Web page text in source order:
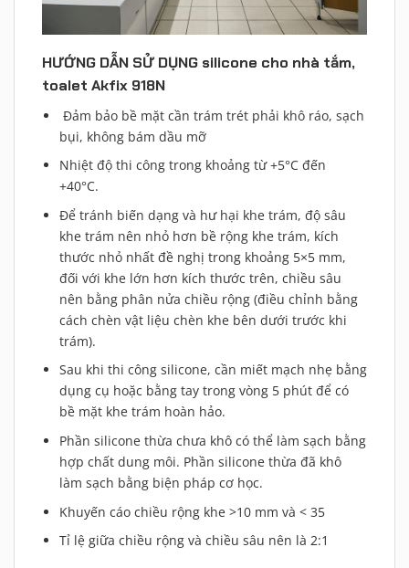
HƯỚNG DẪN SỬ DỤNG silicone cho nhà tắm,
toalet Akfix 918N
Đảm bảo bề mặt cần trám trét phải khô ráo, sạch
bụi, không bám dầu mỡ
Nhiệt độ thi công trong khoảng từ +5°C đến
+40°C.
Để tránh biến dạng và hư hại khe trám, độ sâu
khe trám nên nhỏ hơn bề rộng khe trám, kích
thước nhỏ nhất đề nghị trong khoảng 5×5 mm,
đối với khe lớn hơn kích thước trên, chiều sâu
nên bằng phân nửa chiều rộng (điều chỉnh bằng
cách chèn vật liệu chèn khe bên dưới trước khi
trám).
Sau khi thi công silicone, cần miết mạch nhẹ bằng
dụng cụ hoặc bằng tay trong vòng 5 phút để có
bề mặt khe trám hoàn hảo.
Phần silicone thừa chưa khô có thể làm sạch bằng
hợp chất dung môi. Phần silicone thừa đã khô
làm sạch bằng biện pháp cơ học.
Khuyến cáo chiều rộng khe >10 mm và < 35
Tỉ lệ giữa chiều rộng và chiều sâu nên là 2:1